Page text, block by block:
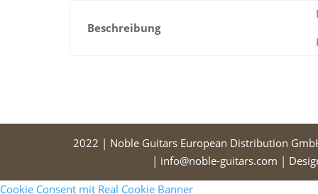
Beschreibung
2022 | Noble Guitars European Distribution
| info@noble-guitars.com |
Cookie Consent mit Real Cookie Banner